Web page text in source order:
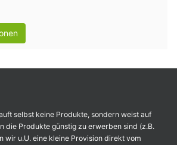
selbst keine Produkte, sondern weist auf
die Produkte günstig zu erwerben sind (z.B.
wir u.U. eine kleine Provision direkt vom